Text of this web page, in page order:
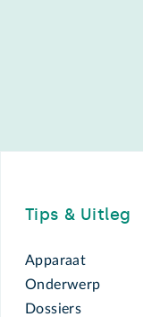
Tips & Uitleg
Apparaat
Onderwerp
Dossiers